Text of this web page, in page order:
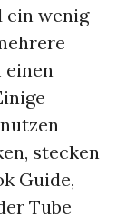
ein wenig
einen
stecken
Guide,
Tube